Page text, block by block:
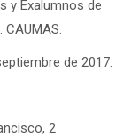
y Exalumnos de
de 2017.
2